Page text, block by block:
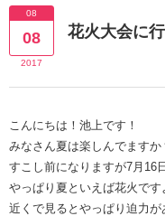
08
08
2017
花火大会に
こんにちは！池上です！
みなさん夏は楽しんでますか
すこし前になりますが7月16
やっぱり夏といえば花火です
近くで見るとやっぱり迫力が